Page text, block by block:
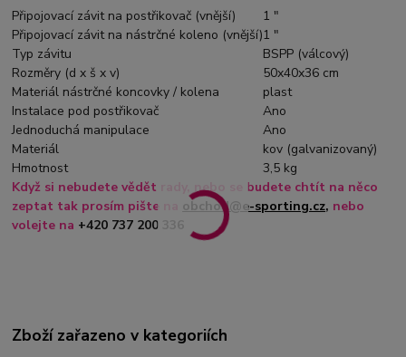
Připojovací závit na postřikovač (vnější)
1 "
Připojovací závit na nástrčné koleno (vnější)1 "
Typ závitu
BSPP (válcový)
Rozměry (d x š x v)
50x40x36 cm
Materiál nástrčné koncovky / kolena
plast
Instalace pod postřikovač
Ano
Jednoduchá manipulace
Ano
Materiál
kov (galvanizovaný)
Hmotnost
3,5 kg
Když si nebudete vědět rady, nebo se budete chtít na něco
zeptat tak prosím pište na obchod@e-sporting.cz, nebo
volejte na +420 737 200 336
Zboží zařazeno v kategoriích